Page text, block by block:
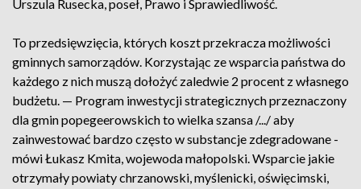
Urszula Rusecka, poseł, Prawo i Sprawiedliwość.
To przedsięwzięcia, których koszt przekracza możliwości
gminnych samorządów. Korzystając ze wsparcia państwa do
każdego z nich muszą dołożyć zaledwie 2 procent z własnego
budżetu. — Program inwestycji strategicznych przeznaczony
dla gmin popegeerowskich to wielka szansa /.../ aby
zainwestować bardzo często w substancje zdegradowane -
mówi Łukasz Kmita, wojewoda małopolski. Wsparcie jakie
otrzymały powiaty chrzanowski, myślenicki, oświęcimski,